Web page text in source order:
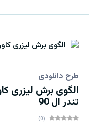
طرح دانلودی
الگوی برش لیزری
تندر ال 90
(0)